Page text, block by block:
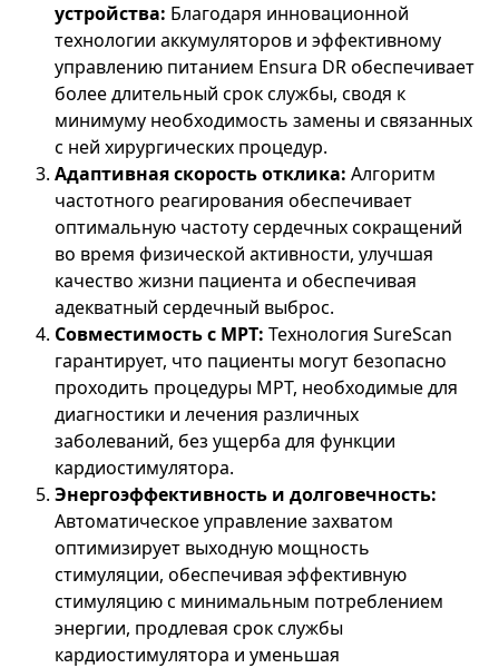
устройства: Благодаря инновационной
технологии аккумуляторов и эффективному
управлению питанием Ensura DR обеспечивает
более длительный срок службы, сводя к
минимуму необходимость замены и связанных
с ней хирургических процедур.
Адаптивная скорость отклика: Алгоритм
частотного реагирования обеспечивает
оптимальную частоту сердечных сокращений
во время физической активности, улучшая
качество жизни пациента и обеспечивая
адекватный сердечный выброс.
Совместимость с МРТ: Технология SureScan
гарантирует, что пациенты могут безопасно
проходить процедуры МРТ, необходимые для
диагностики и лечения различных
заболеваний, без ущерба для функции
кардиостимулятора.
Энергоэффективность и долговечность:
Автоматическое управление захватом
оптимизирует выходную мощность
стимуляции, обеспечивая эффективную
стимуляцию с минимальным потреблением
энергии, продлевая срок службы
кардиостимулятора и уменьшая